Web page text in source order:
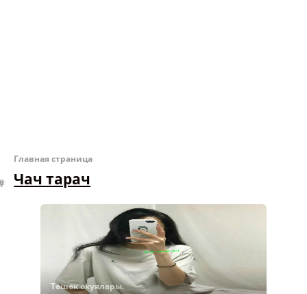
Главная страница
Чач тарач
Төшөк окуялары.